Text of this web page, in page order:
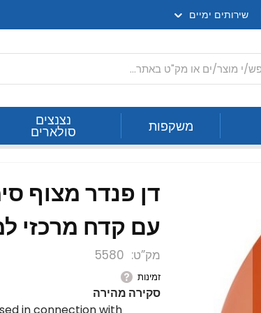
שירותים ימיים
משקפות נצנצים
סולארים
עם קדח מרכזי למוט
מק”ט 5580
זמינות
סקירה מהירה